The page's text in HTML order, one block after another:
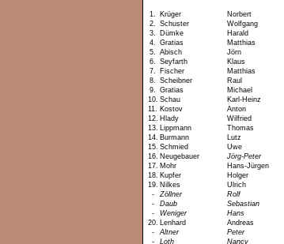
1. Krüger Norbert
2.
Schuster Wolfgang
3.
Dümke Harald
4.
Gratias Matthias
5.
Abisch Jörn
6.
Seyfarth Klaus
7.
Fischer Matthias
8.
Scheibner Raul
9.
Gratias Michael
10. Schau Karl-Heinz
11.
Kostov Anton
12. Hlady Wilfried
13.
Lippmann Thomas
14. Burmann Lutz
15. Schmied Uwe
16. Neugebauer Jörg-Peter
17. Mohr Hans-Jürgen
18. Kupfer Holger
19. Nilkes Ulrich
-
Zöllner Rolf
-
Daub Sebastian
-
Weniger Hans
20.
Lenhard Andreas
-
Altner Peter
-
Loth Nancy